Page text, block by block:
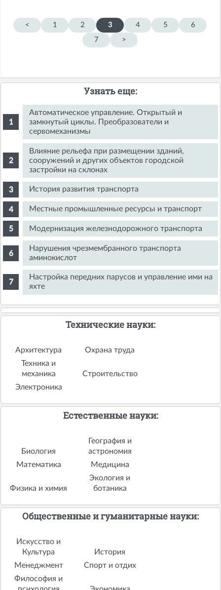
< 1 2 3 4 5
6
7
>
Узнать еще:
Автоматическое управление. Открытый и
замкнутый циклы. Преобразователи и
сервомеханизмы
Влияние рельефа при размещении зданий,
сооружений и других объектов городской
застройки на склонах
История развития транспорта
Местные промышленные ресурсы и транспорт
Модернизация железнодорожного транспорта
Нарушения чрезмембранного транспорта
аминокислот
Настройка передних парусов и управление ими на
яхте
Технические науки:
Архитектура
Охрана труда
Техника и
механика
Строительство
Электроника
Естественные науки:
Биология
География и
астрономия
Математика
Медицина
Физика и химия
Экология и
ботаника
Общественные и гуманитарные науки:
Искусство и
Культура
История
Менеджмент
Спорт и отдих
Философия и